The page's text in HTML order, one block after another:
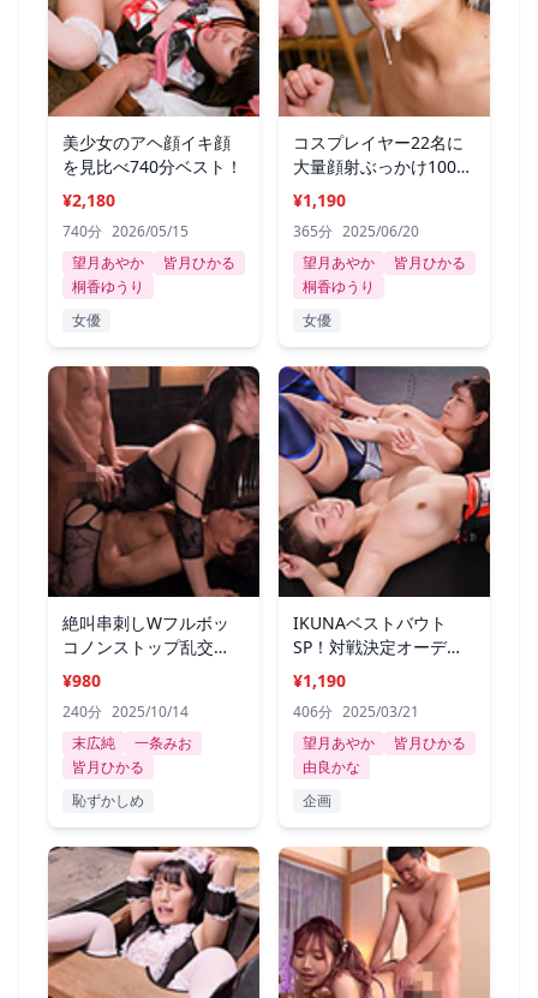
美少女のアヘ顔イキ顔
を見比べ740分ベスト！
¥2,180
740分 2026/05/15
望月あやか
皆月ひかる
桐香ゆうり
女優
コスプレイヤー22名に
大量顔射ぶっかけ100連
発ベスト！
¥1,190
365分 2025/06/20
望月あやか
皆月ひかる
桐香ゆうり
女優
絶叫串刺しWフルボッ
コノンストップ乱交
BEST 4時間
¥980
240分 2025/10/14
末広純
一条みお
皆月ひかる
恥ずかしめ
IKUNAベストバウト
SP！対戦決定オーディ
ション完全収録
¥1,190
406分 2025/03/21
望月あやか
皆月ひかる
由良かな
企画